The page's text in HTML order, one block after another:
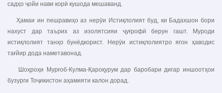
садҳо ҷойи нави корӣ кушода мешаванд.
Ҳамаи ин пешравиҳо аз нерӯи Истиқлолият буд, ки Бадахшон бори
нахуст дар таърих аз изолятсияи ҷуғрофӣ берун гашт. Муроди
истиқлолият танҳо бунёдкорист. Нерӯи истиқлолиятро ягон ҳаводис
тағйир дода наметавонад.
Шоҳроҳи Мурғоб-Кулма-Қароқурум дар баробари дигар иншоотҳои
бузурги Тоҷикистон аҳамияти калон дорад.